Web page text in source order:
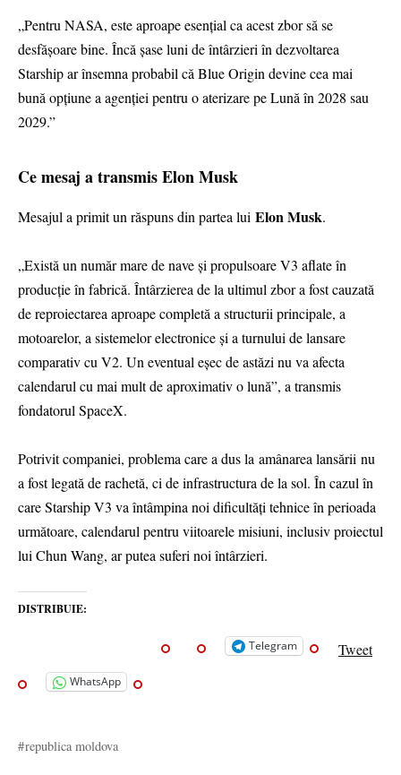
„Pentru NASA, este aproape esențial ca acest zbor să se
desfășoare bine. Încă șase luni de întârzieri în dezvoltarea
Starship ar însemna probabil că Blue Origin devine cea mai
bună opțiune a agenției pentru o aterizare pe Lună în 2028 sau
2029.”
Ce mesaj a transmis Elon Musk
Mesajul a primit un răspuns din partea lui Elon Musk.
„Există un număr mare de nave și propulsoare V3 aflate în
producție în fabrică. Întârzierea de la ultimul zbor a fost cauzată
de reproiectarea aproape completă a structurii principale, a
motoarelor, a sistemelor electronice și a turnului de lansare
comparativ cu V2. Un eventual eșec de astăzi nu va afecta
calendarul cu mai mult de aproximativ o lună”, a transmis
fondatorul SpaceX.
Potrivit companiei, problema care a dus la amânarea lansării nu
a fost legată de rachetă, ci de infrastructura de la sol. În cazul în
care Starship V3 va întâmpina noi dificultăți tehnice în perioada
următoare, calendarul pentru viitoarele misiuni, inclusiv proiectul
lui Chun Wang, ar putea suferi noi întârzieri.
DISTRIBUIE:
Telegram Tweet
WhatsApp
republica moldova